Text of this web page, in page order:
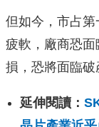
但如今，市占
疲軟，廠商恐
損，恐將面臨破
延伸閱讀：